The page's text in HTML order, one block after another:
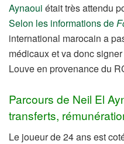
Aynaoui était très attendu
Selon les informations de
international marocain a
médicaux et va donc
Louve en provenance du
Parcours de Neil El
transferts,
Le joueur de 24 ans est